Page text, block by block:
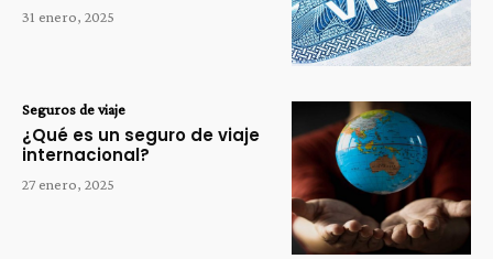
31 enero, 2025
Seguros de viaje
¿Qué es un seguro de viaje
internacional?
27 enero, 2025